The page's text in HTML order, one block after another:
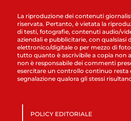
La riproduzione dei contenuti
riservata. Pertanto, è vietata la
di testi, fotografie, contenuti audio/
aziendali e pubblicitarie, con qualsiasi
elettronico/digitale o per mezzo di
tutto quanto è ascrivibile a copia non
non è responsabile dei commenti
esercitare un controllo continuo resta
segnalazione qualora gli stessi
POLICY EDITORIALE